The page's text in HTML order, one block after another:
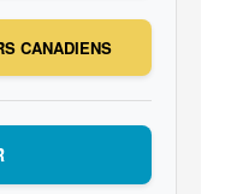
CANADIENS